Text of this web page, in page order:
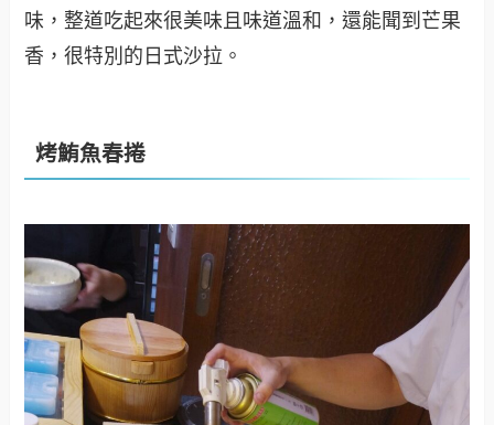
味，整道吃起來很美味且味道溫和，還能聞到芒果
香，很特別的日式沙拉。
烤鮪魚春捲